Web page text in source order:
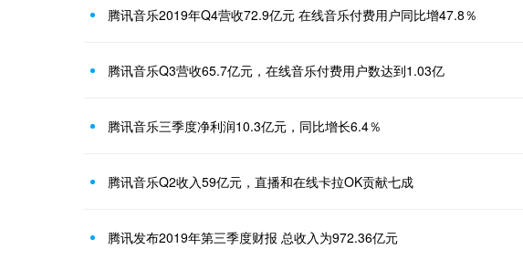
腾讯音乐2019年Q4营收72.9亿元 在线音乐付费用户同比增47.8％
腾讯音乐Q3营收65.7亿元，在线音乐付费用户数达到1.03亿
腾讯音乐三季度净利润10.3亿元，同比增长6.4％
腾讯音乐Q2收入59亿元，直播和在线卡拉OK贡献七成
腾讯发布2019年第三季度财报 总收入为972.36亿元